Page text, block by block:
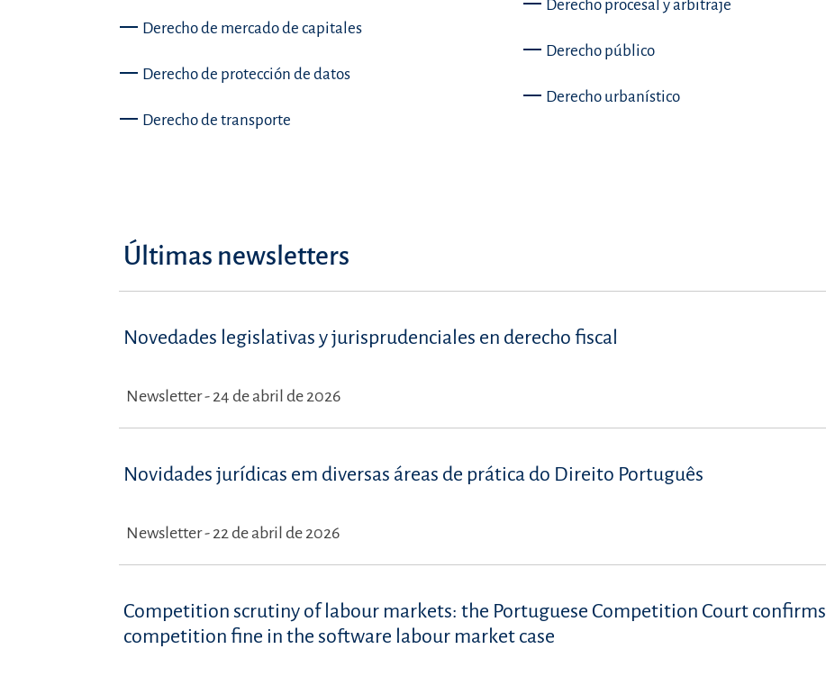
Derecho de mercado de capitales
Derecho de protección de datos
Derecho de transporte
Derecho procesal y arbitraje
Derecho público
Derecho urbanístico
Últimas newsletters
Novedades legislativas y jurisprudenciales en derecho fiscal
Newsletter - 24 de abril de 2026
Novidades jurídicas em diversas áreas de prática do Direito Português
Newsletter - 22 de abril de 2026
Competition scrutiny of labour markets: the Portuguese Competition Court confirms
competition fine in the software labour market case